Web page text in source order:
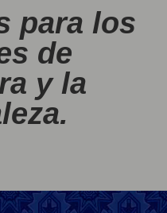
para los
de
y la